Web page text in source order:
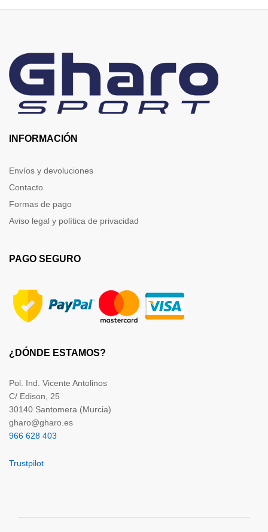
INFORMACIÓN
Envíos y devoluciones
Contacto
Formas de pago
Aviso legal y política de privacidad
PAGO SEGURO
¿DÓNDE ESTAMOS?
Pol. Ind. Vicente Antolinos
C/ Edison, 25
30140 Santomera (Murcia)
gharo@gharo.es
966 628 403
Trustpilot